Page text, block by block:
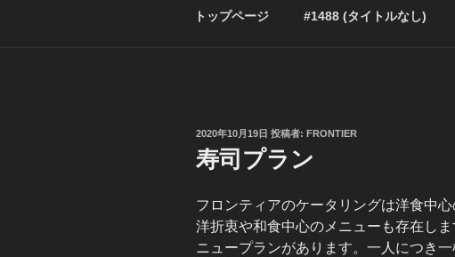
トップページ #1488 (タイトルなし)
投
日:
2020年10月19日 投稿者: FRONTIER
寿司プラン
フロンティアのケータリングは洋食中
洋折衷や和食中心のメニューも存在し
ニュープランがあります。一人につき